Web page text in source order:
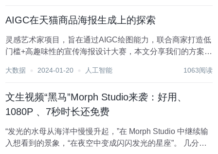
AIGC在天猫商品海报生成上的探索
灵感艺术家项目，旨在通过AIGC绘图能力，联合商家打造低
门槛+高趣味性的宣传海报设计大赛，本文分享我们的方案和
读。 项目背景 灵感艺术家项目，旨在通过AIGC绘图能力，
大数据 2024-01-20 人工智能 1063阅读
文生视频“黑马”Morph Studio来袭：好用、
1080P 、7秒时长还免费
“发光的水母从海洋中慢慢升起，”在 Morph Studio 中继续输
入想看到的景象，“在夜空中变成闪闪发光的星座”。 几分钟